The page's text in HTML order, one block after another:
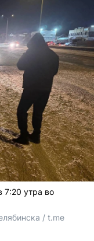
7:20 утра во
/ t.me